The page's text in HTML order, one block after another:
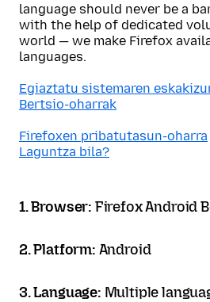
language should never be a
with the help of dedicated
world — we make Firefox
languages.
Egiaztatu sistemaren
Bertsio-oharrak
Firefoxen pribatutasun-oharra
Laguntza bila?
1. Browser: Firefox Android
2. Platform: Android
3. Language: Multiple